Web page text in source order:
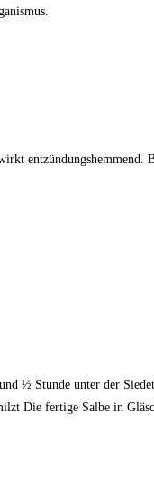
½ Stunde unter der
Die fertige Salbe in